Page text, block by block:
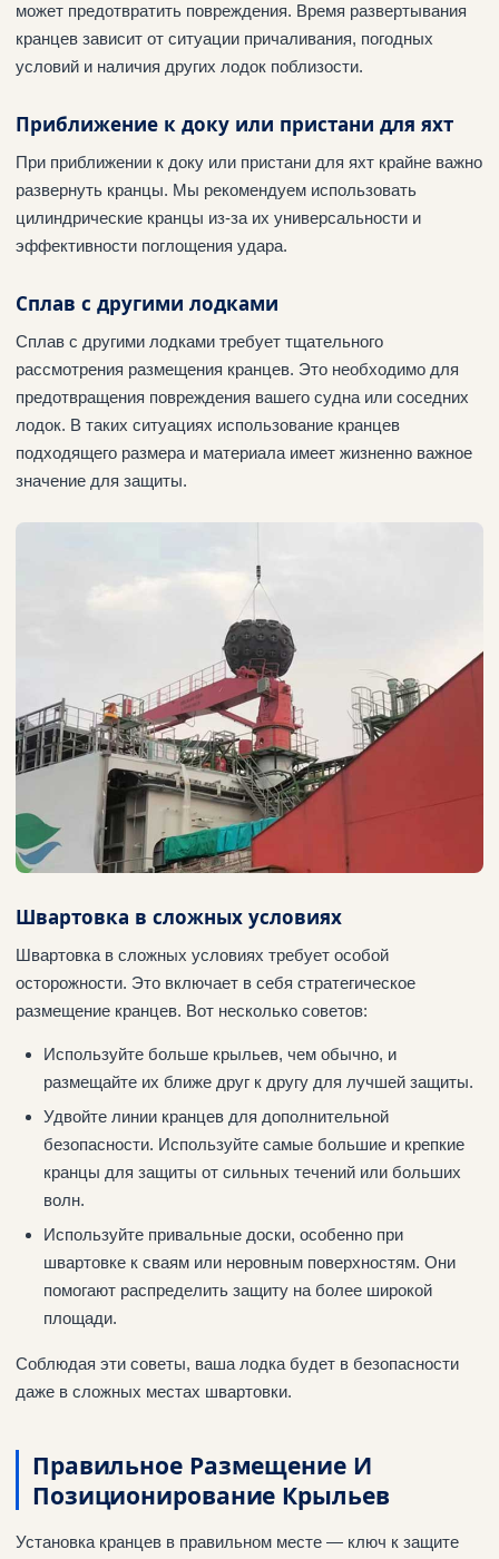
может предотвратить повреждения. Время развертывания
кранцев зависит от ситуации причаливания, погодных
условий и наличия других лодок поблизости.
Приближение к доку или пристани для яхт
При приближении к доку или пристани для яхт крайне важно
развернуть кранцы. Мы рекомендуем использовать
цилиндрические кранцы из-за их универсальности и
эффективности поглощения удара.
Сплав с другими лодками
Сплав с другими лодками требует тщательного
рассмотрения размещения кранцев. Это необходимо для
предотвращения повреждения вашего судна или соседних
лодок. В таких ситуациях использование кранцев
подходящего размера и материала имеет жизненно важное
значение для защиты.
Швартовка в сложных условиях
Швартовка в сложных условиях требует особой
осторожности. Это включает в себя стратегическое
размещение кранцев. Вот несколько советов:
Используйте больше крыльев, чем обычно, и
размещайте их ближе друг к другу для лучшей защиты.
Удвойте линии кранцев для дополнительной
безопасности. Используйте самые большие и крепкие
кранцы для защиты от сильных течений или больших
волн.
Используйте привальные доски, особенно при
швартовке к сваям или неровным поверхностям. Они
помогают распределить защиту на более широкой
площади.
Соблюдая эти советы, ваша лодка будет в безопасности
даже в сложных местах швартовки.
Правильное Размещение И
Позиционирование Крыльев
Установка кранцев в правильном месте — ключ к защите